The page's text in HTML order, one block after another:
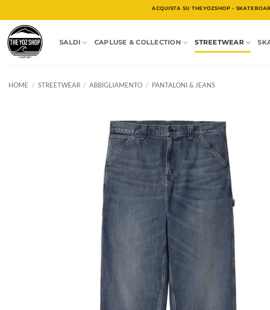
ai
contenuti
ACQUISTA SU THEYOZSHOP -
SALDI CAPLUSE & COLLECTION STREETWEAR
HOME / STREETWEAR / ABBIGLIAMENTO / PANTALONI & JEANS